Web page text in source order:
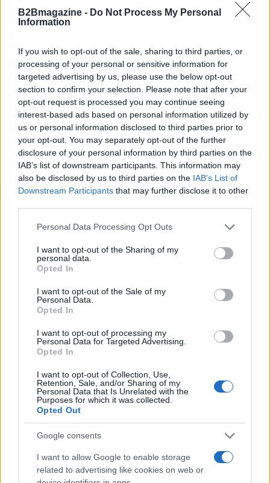
B2Bmagazine - Do Not Process My Personal
Information
If you wish to opt-out of the sale, sharing to third parties, or
processing of your personal or sensitive information for
targeted advertising by us, please use the below opt-out
section to confirm your selection. Please note that after your
opt-out request is processed you may continue seeing
interest-based ads based on personal information utilized by
us or personal information disclosed to third parties prior to
your opt-out. You may separately opt-out of the further
disclosure of your personal information by third parties on the
IAB’s list of downstream participants. This information may
also be disclosed by us to third parties on the IAB’s List of
Downstream Participants that may further disclose it to other
Please note that this website/app uses one or more Google
not limited to your visit or usage behaviour. You may click to
grant or deny consent to Google and its third-party tags to
use your data for below specified purposes in below Google
consent section.
Personal Data Processing Opt Outs
I want to opt-out of the Sharing of my
personal data.
Opted In
I want to opt-out of the Sale of my
Personal Data.
Opted In
I want to opt-out of processing my
Personal Data for Targeted Advertising.
Opted In
I want to opt-out of Collection, Use,
Retention, Sale, and/or Sharing of my
Personal Data that Is Unrelated with the
Purposes for which it was collected.
Opted Out
Google consents
I want to allow Google to enable storage
related to advertising like cookies on web or
interazioni sociali e promuovere opportunità di
affrontare le sfide legate alla sua adozione. È
necessario un approccio collaborativo che
coinvolga famiglie, comunità e programmi di
formazione. Solo così si potrà garantire che tutti gli
anziani possano beneficiare delle innovazioni
offerte dall’IA.
AUTORE
AiAdhubMedia